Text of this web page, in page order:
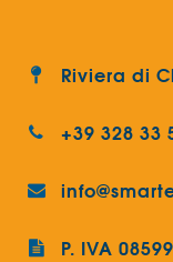
Riviera di
+39 328 33
P. IVA